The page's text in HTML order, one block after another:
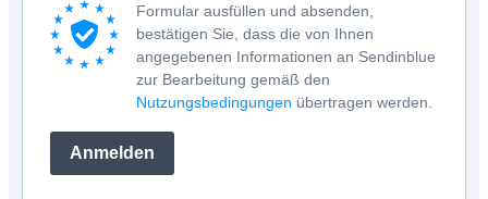
Formular ausfüllen und absenden,
bestätigen Sie, dass die von Ihnen
angegebenen Informationen an Sendinblue
zur Bearbeitung gemäß den
Nutzungsbedingungen übertragen werden.
Anmelden